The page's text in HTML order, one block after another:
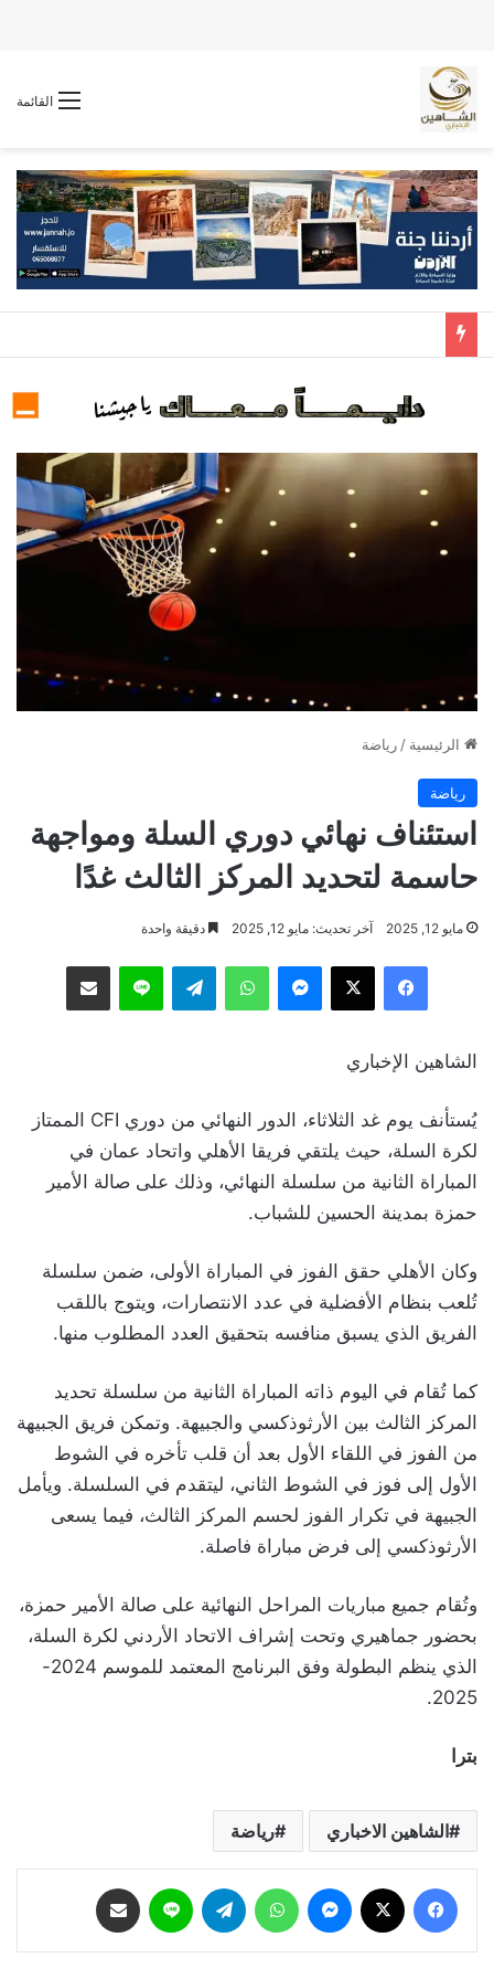
القائمة
الرئيسية /رياضة
رياضة
استئناف نهائي دوري السلة ومواجهة
حاسمة لتحديد المركز الثالث غدًا
مايو 12, 2025 آخر تحديث: مايو 12, 2025 دقيقة واحدة
فيسبوك ‫X ماسنجر واتساب تيلقرام لاين مشاركة عبر البريد
الشاهين الإخباري
يُستأنف يوم غد الثلاثاء، الدور النهائي من دوري CFI الممتاز
لكرة السلة، حيث يلتقي فريقا الأهلي واتحاد عمان في
المباراة الثانية من سلسلة النهائي، وذلك على صالة الأمير
حمزة بمدينة الحسين للشباب.
وكان الأهلي حقق الفوز في المباراة الأولى، ضمن سلسلة
تُلعب بنظام الأفضلية في عدد الانتصارات، ويتوج باللقب
الفريق الذي يسبق منافسه بتحقيق العدد المطلوب منها.
كما تُقام في اليوم ذاته المباراة الثانية من سلسلة تحديد
المركز الثالث بين الأرثوذكسي والجبيهة. وتمكن فريق الجبيهة
من الفوز في اللقاء الأول بعد أن قلب تأخره في الشوط
الأول إلى فوز في الشوط الثاني، ليتقدم في السلسلة. ويأمل
الجبيهة في تكرار الفوز لحسم المركز الثالث، فيما يسعى
الأرثوذكسي إلى فرض مباراة فاصلة.
وتُقام جميع مباريات المراحل النهائية على صالة الأمير حمزة،
بحضور جماهيري وتحت إشراف الاتحاد الأردني لكرة السلة،
الذي ينظم البطولة وفق البرنامج المعتمد للموسم 2024-
2025.
بترا
الشاهين الاخباري رياضة
فيسبوك ماسنجر واتساب تيلقرام لاين